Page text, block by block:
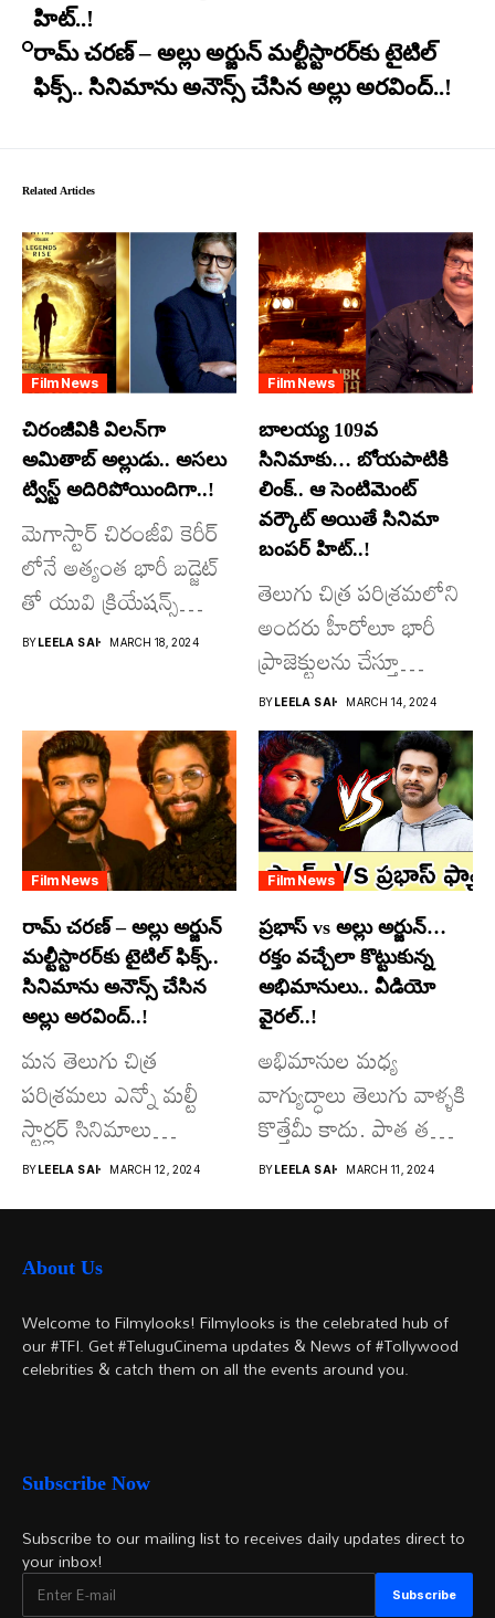
హిట్..!
రామ్ చరణ్ – అల్లు అర్జున్ మల్టీస్టారర్​కు టైటిల్
ఫిక్స్.. సినిమాను అనౌన్స్ చేసిన అల్లు అరవింద్..!
Related Articles
Film News
చిరంజీవికి విలన్‌గా
అమితాబ్ అల్లుడు.. అసలు
ట్విస్ట్ అదిరిపోయిందిగా..!
మెగాస్టార్ చిరంజీవి కెరీర్
లోనే అత్యంత భారీ బడ్జెట్
తో యువి క్రియేషన్స్
రూపొందిస్తున్న
BYLEELA SAI MARCH 18, 2024
Film News
బాలయ్య 109వ
సినిమాకు… బోయపాటికి
లింక్.. ఆ సెంటిమెంట్
వర్కౌట్ అయితే సినిమా
బంపర్ హిట్..!
తెలుగు చిత్ర పరిశ్రమలోని
అందరు హీరోలూ భారీ
ప్రాజెక్టులను చేస్తూ
దూసుకుపోతోన్నారు.
అందులో కొందరు
మాత్రమే...
BYLEELA SAI MARCH 14, 2024
Film News
రామ్ చరణ్ – అల్లు అర్జున్
మల్టీస్టారర్​కు టైటిల్ ఫిక్స్..
సినిమాను అనౌన్స్ చేసిన
అల్లు అరవింద్..!
మన తెలుగు చిత్ర
పరిశ్రమలు ఎన్నో మల్టీ
స్టార్లర్ సినిమాలు
వచ్చాయి.. కొన్ని సినిమాలు
అయితే...
BY LEELA SAI MARCH 12, 2024
Film News
ప్రభాస్ vs అల్లు అర్జున్…
రక్తం వచ్చేలా కొట్టుకున్న
అభిమానులు.. వీడియో
వైరల్..!
అభిమానుల మధ్య
వాగ్యుద్ధాలు తెలుగు వాళ్ళకి
కొత్తేమీ కాదు. పాత తరం
నటుల నుంచి నేటి...
BY LEELA SAI MARCH 11, 2024
About Us
Welcome to Filmylooks! Filmylooks is the celebrated hub of
our #TFI. Get #TeluguCinema updates & News of #Tollywood
celebrities & catch them on all the events around you.
Subscribe Now
Subscribe to our mailing list to receives daily updates direct to
your inbox!